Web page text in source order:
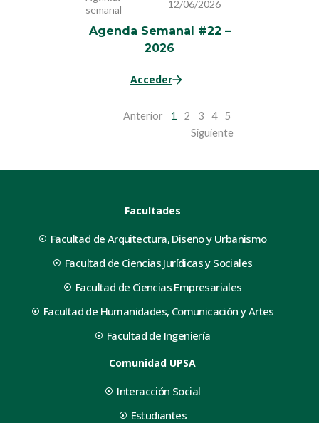
semanal
12/06/2026
Agenda Semanal #22 –
2026
Acceder
Anterior 1 2 3 4
5
Siguiente
Facultades
Facultad de Arquitectura, Diseño y Urbanismo
Facultad de Ciencias Jurídicas y Sociales
Facultad de Ciencias Empresariales
Facultad de Humanidades, Comunicación y Artes
Facultad de Ingeniería
Comunidad UPSA
Interacción Social
Estudiantes